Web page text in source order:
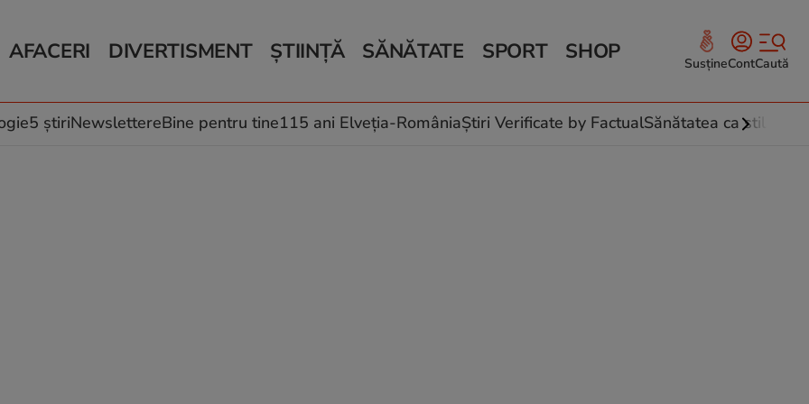
AFACERI
Auto
Locuri de muncă
DIVERTISMENT
Horoscop
Muzică și Filme
ȘTIINȚĂ
Schimbări climatice
SĂNĂTATE
Relații
Rețete culinare
SPORT SHOP SusțineContCaută
5 știriNewslettereBine pentru tine115 ani Elveția-RomâniaȘtiri Verificate by FactualSănătatea ca stil de